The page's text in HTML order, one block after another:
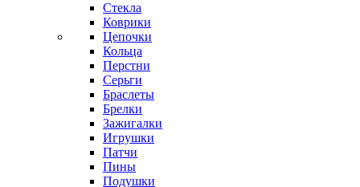
Стекла
Коврики
Цепочки
Кольца
Перстни
Серьги
Браслеты
Брелки
Зажигалки
Игрушки
Патчи
Пины
Подушки